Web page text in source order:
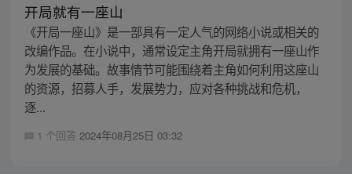
开局就有一座山
《开局一座山》是一部具有一定人气的网络小说或相关的
改编作品。在小说中，通常设定主角开局就拥有一座山作
为发展的基础。故事情节可能围绕着主角如何利用这座山
的资源，招募人手，发展势力，应对各种挑战和危机，
逐...
1 个回答 2024年08月25日 03:32